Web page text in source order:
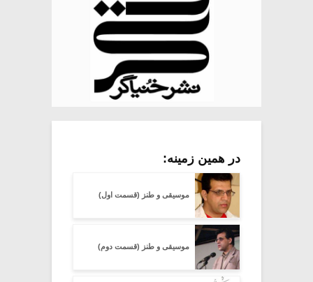
در همین زمینه:
موسیقی و طنز (قسمت اول)
موسیقی و طنز (قسمت دوم)